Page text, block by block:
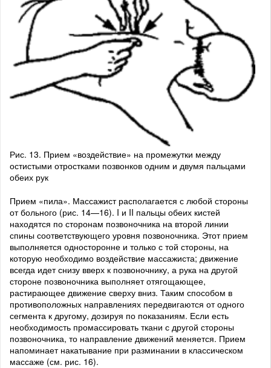
Рис. 13. Прием «воздействие» на промежутки между
остистыми отростками позвонков одним и двумя пальцами
обеих рук
Прием «пила». Массажист располагается с любой стороны
от больного (рис. 14—16). I и II пальцы обеих кистей
находятся по сторонам позвоночника на второй линии
спины соответствующего уровня позвоночника. Этот прием
выполняется односторонне и только с той стороны, на
которую необходимо воздействие массажиста; движение
всегда идет снизу вверх к позвоночнику, а рука на другой
стороне позвоночника выполняет отягощающее,
растирающее движение сверху вниз. Таким способом в
противоположных направлениях передвигаются от одного
сегмента к другому, дозируя по показаниям. Если есть
необходимость промассировать ткани с другой стороны
позвоночника, то направление движений меняется. Прием
напоминает накатывание при разминании в классическом
массаже (см. рис. 16).